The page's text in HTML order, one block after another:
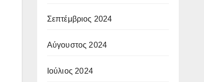
Σεπτέμβριος 2024
Αύγουστος 2024
Ιούλιος 2024